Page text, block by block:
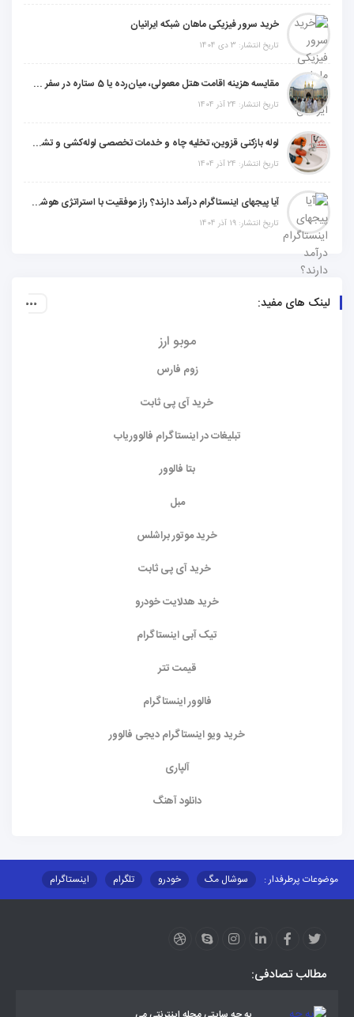
خرید سرور فیزیکی ماهان شبکه ایرانیان
تاریخ انتشار: 3 دی 1404
مقایسه هزینه اقامت هتل معمولی، میان‌رده یا 5 ستاره در سفر زیارتی عراق
تاریخ انتشار: 24 آذر 1404
لوله بازکنی قزوین، تخلیه چاه و خدمات تخصصی لوله‌کشی و تشخیص ترکیدگی
تاریخ انتشار: 24 آذر 1404
آیا پیجهای اینستاگرام درآمد دارند؟ راز موفقیت با استراتژی هوشمندانه
تاریخ انتشار: 19 آذر 1404
لینک های مفید:
موبو ارز
زوم فارس
خرید آی پی ثابت
تبلیغات در اینستاگرام فالووریاب
بتا فالوور
مبل
خرید موتور براشلس
خرید آی پی ثابت
خرید هدلایت خودرو
تیک آبی اینستاگرام
قیمت تتر
فالوور اینستاگرام
خرید ویو اینستاگرام دیجی فالوور
آلپاری
دانلود آهنگ
موضوعات پرطرفدار : سوشال مگ خودرو تلگرام
اینستاگرام
مطالب تصادفی: